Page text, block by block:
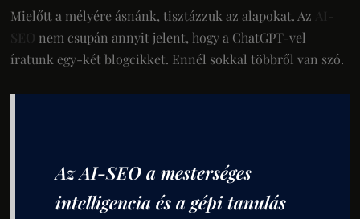
Mielőtt a mélyére ásnánk, tisztázzuk az alapokat. Az AI-
SEO nem csupán annyit jelent, hogy a ChatGPT-vel
íratunk egy-két blogcikket. Ennél sokkal többről van szó.
Az AI-SEO a mesterséges
intelligencia és a gépi tanulás